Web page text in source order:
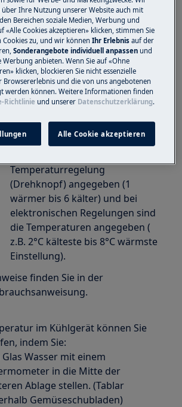
Gerät muss ausreichend be- und
sein.
Gerät muss in der Waage stehen.
Sie sich, dass Sie die richtige
eingestellt haben.
ideale Lagertemperatur liegt bei
Temperatur Einstellung kann sich
Modell unterscheiden.
Temperaturregelung
(Drehknopf) angegeben (1
wärmer bis 6 kälter) und bei
elektronischen Regelungen sind
die Temperaturen angegeben (
z.B. 2°C kälteste bis 8°C wärmste
Einstellung).
finden Sie in der
im Kühlgerät können Sie
indem Sie:
Glas Wasser mit einem
in die Mitte der
Ablage stellen. (Tablar
Gemüseschubladen)
Ihre Nutzung unserer Website auch mit
Bereichen soziale Medien, Werbung und
«Alle Cookies akzeptieren» klicken, stimmen Sie
Cookies zu, und wir könnenIhr Erlebnisauf der
Sonderangebote individuell anpassen und
anbieten. Wenn Sie auf «Ohne
klicken, blockieren Sie nicht essenzielle
Browsererlebnis und die von uns angebotenen
werden können. Weitere Informationen finden
Richtlinie und unserer Datenschutzerklärung.
Alle Cookie akzeptieren